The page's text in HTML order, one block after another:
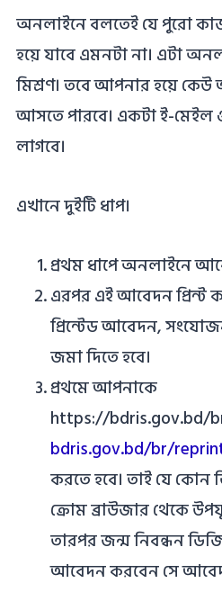
অনলাইনে বলতেই যে পুরো
হয়ে যাবে এমনটা না। এটা
মিশ্রণ। তবে আপনার হয়ে
আসতে পারবে। একটা ই-মেইল
লাগবে।
এখানে দুইটি ধাপ।
প্রথম ধাপে অনলাইনে
এরপর এই আবেদন প্রিন্ট
প্রিন্টেড আবেদন,
জমা দিতে হবে।
প্রথমে আপনাকে
https://bdris.gov.bd/
bdris.gov.bd/br/
করতে হবে। তাই যে কোন
ক্রোম ব্রাউজার থেকে
তারপর জন্ম নিবন্ধন
আবেদন করবেন সে